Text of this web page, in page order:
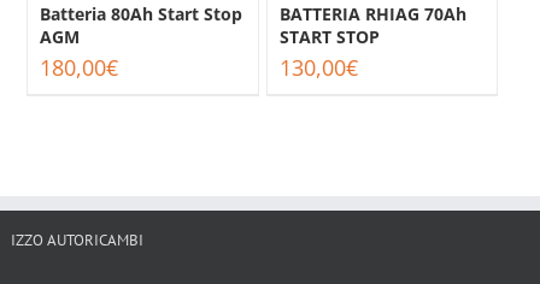
Batteria 80Ah Start Stop
AGM
180,00€
BATTERIA RHIAG 70Ah
START STOP
130,00€
IZZO AUTORICAMBI